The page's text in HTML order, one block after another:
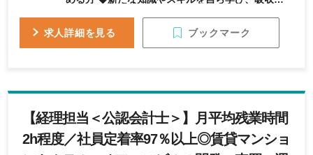
経験 ◆数値分析に基づき課題抽出・改善提案ができ
求人詳細を見る ブックマーク
【経理担当＜公認会計士＞】月平均残業時間
2h程度／社員定着率97％以上◎賃貸マンショ